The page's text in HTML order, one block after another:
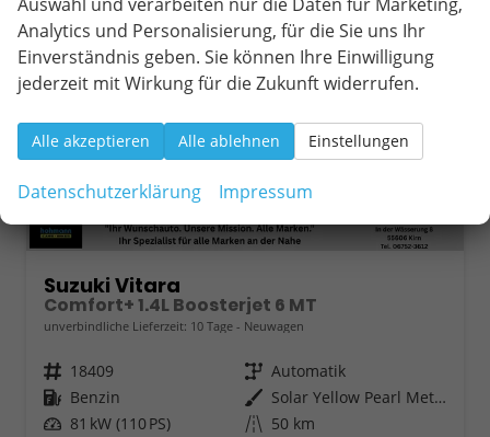
Suzuki Vitara
Comfort+ 1.4L Boosterjet 6 MT
unverbindliche Lieferzeit: 10 Tage Neuwagen
Fahrzeugnr. 18409 Getriebe Automatik
Kraftstoff Benzin Außenfarbe
Solar Yellow Pearl Metallic / Cosmic Black Pearl Metallic
Leistung 81 kW (110 PS) Kilometerstand 50 km
Analytics und Personalisierung, für die Sie uns Ihr
Einverständnis geben. Sie können Ihre Einwilligung
jederzeit mit Wirkung für die Zukunft widerrufen.
Alle akzeptieren Alle ablehnen Einstellungen
Datenschutzerklärung Impressum